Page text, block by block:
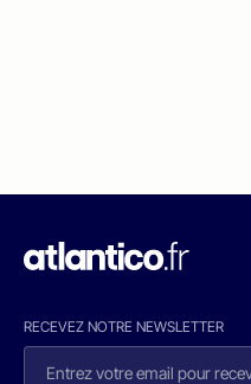
RECEVEZ NOTRE NEWSLETTER